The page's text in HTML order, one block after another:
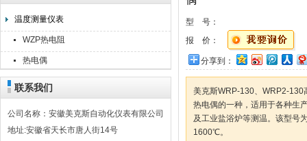
温度测量仪表
WZP热电阻
热电偶
联系我们
公司名称：安徽美克斯自动化仪表有限公司
地址:安徽省天长市唐人街14号
型 号：
报 价：
分享到：
美克斯WRP-130、WRP2-130
热电偶的一种，适用于各种生
及工业盐浴炉等测温。该型号
1600℃。